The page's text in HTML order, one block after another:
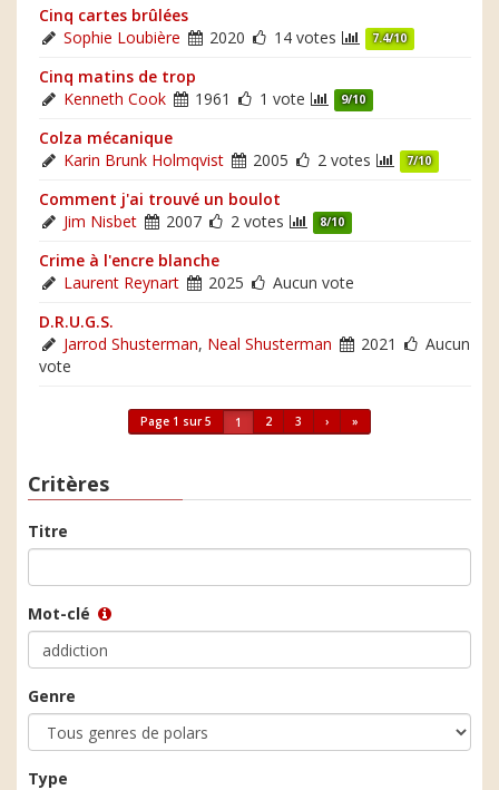
Cinq cartes brûlées
Sophie Loubière
2020 14 votes 7.4/10
Cinq matins de trop
Kenneth Cook
1961 1 vote 9/10
Colza mécanique
Karin Brunk Holmqvist
2005 2 votes 7/10
Comment j'ai trouvé un boulot
Jim Nisbet
2007 2 votes 8/10
Crime à l'encre blanche
Laurent Reynart
2025
Aucun vote
D.R.U.G.S.
Jarrod Shusterman, Neal Shusterman 2021
Aucun
vote
Page 1 sur 5 1 2 3 › »
Critères
Titre
Mot-clé
Genre
Type